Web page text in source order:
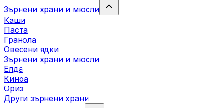
Зърнени храни и мюсли
Каши
Паста
Гранола
Овесени ядки
Зърнени храни и мюсли
Елда
Киноа
Ориз
Други зърнени храни